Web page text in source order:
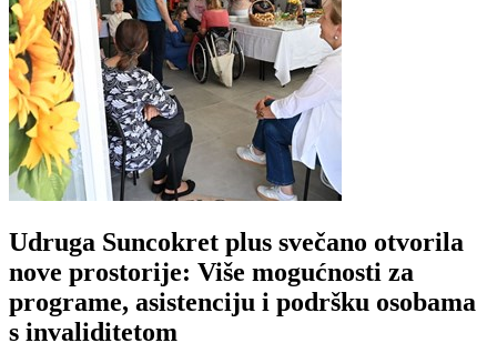
Udruga Suncokret plus svečano otvorila
nove prostorije: Više mogućnosti za
programe, asistenciju i podršku osobama
s invaliditetom